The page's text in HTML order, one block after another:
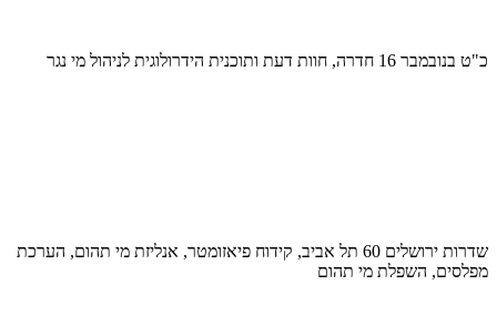
כ"ט בנובמבר 16 חדרה, חוות דעת ותוכנית הידרולוגית לניהול מי נגר
שדרות ירושלים 60 תל אביב, קידוח פיאזומטר, אנליזת מי תהום, הערכת
מפלסים, השפלת מי תהום